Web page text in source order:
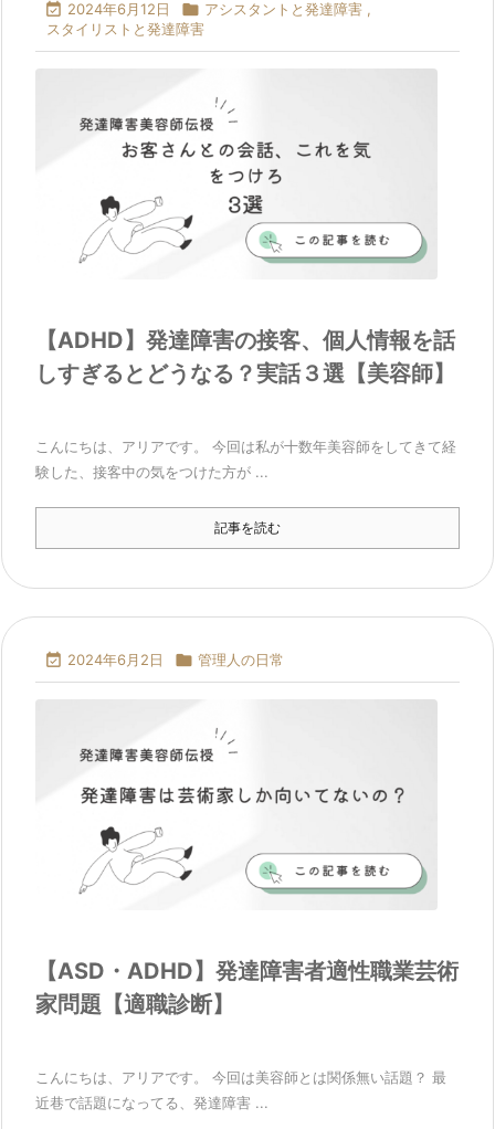
 2024年6月12日  アシスタントと発達障害 ,
スタイリストと発達障害
【ADHD】発達障害の接客、個人情報を話
しすぎるとどうなる？実話３選【美容師】
こんにちは、アリアです。 今回は私が十数年美容師をしてきて経
験した、接客中の気をつけた方が ...
記事を読む
 2024年6月2日  管理人の日常
【ASD・ADHD】発達障害者適性職業芸術
家問題【適職診断】
こんにちは、アリアです。 今回は美容師とは関係無い話題？ 最
近巷で話題になってる、発達障害 ...